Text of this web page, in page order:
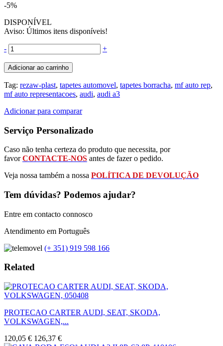
-5%
DISPONÍVEL
Aviso: Últimos itens disponíveis!
- +
Adicionar ao carrinho
Tag: rezaw-plast, tapetes automovel, tapetes borracha, mf auto rep,
mf auto representacoes, audi, audi a3
Adicionar para comparar
Serviço Personalizado
Caso não tenha certeza do produto que necessita, por
favorCONTACTE-NOS antes de fazer o pedido.
Veja nossa também a nossa POLÍTICA DE DEVOLUÇÃO
Tem dúvidas? Podemos ajudar?
Entre em contacto connosco
Atendimento em Português
(+ 351) 919 598 166
Related
PROTECAO CARTER AUDI, SEAT, SKODA,
VOLKSWAGEN,...
120,05 € 126,37 €